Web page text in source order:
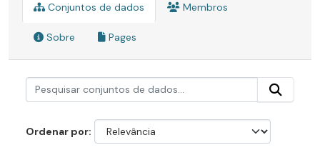
Conjuntos de dados Membros
Sobre Pages
Ordenar por